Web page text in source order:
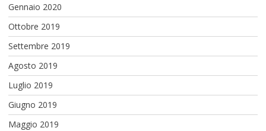
Gennaio 2020
Ottobre 2019
Settembre 2019
Agosto 2019
Luglio 2019
Giugno 2019
Maggio 2019